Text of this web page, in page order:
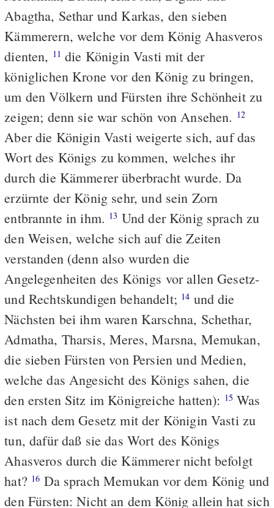
Abagtha, Sethar und Karkas, den sieben
Kämmerern, welche vor dem König Ahasveros
dienten, 11 die Königin Vasti mit der
königlichen Krone vor den König zu bringen,
um den Völkern und Fürsten ihre Schönheit zu
zeigen; denn sie war schön von Ansehen. 12
Aber die Königin Vasti weigerte sich, auf das
Wort des Königs zu kommen, welches ihr
durch die Kämmerer überbracht wurde. Da
erzürnte der König sehr, und sein Zorn
entbrannte in ihm. 13 Und der König sprach zu
den Weisen, welche sich auf die Zeiten
verstanden (denn also wurden die
Angelegenheiten des Königs vor allen Gesetz-
und Rechtskundigen behandelt; 14 und die
Nächsten bei ihm waren Karschna, Schethar,
Admatha, Tharsis, Meres, Marsna, Memukan,
die sieben Fürsten von Persien und Medien,
welche das Angesicht des Königs sahen, die
den ersten Sitz im Königreiche hatten): 15 Was
ist nach dem Gesetz mit der Königin Vasti zu
tun, dafür daß sie das Wort des Königs
Ahasveros durch die Kämmerer nicht befolgt
hat? 16 Da sprach Memukan vor dem König und
den Fürsten: Nicht an dem König allein hat sich